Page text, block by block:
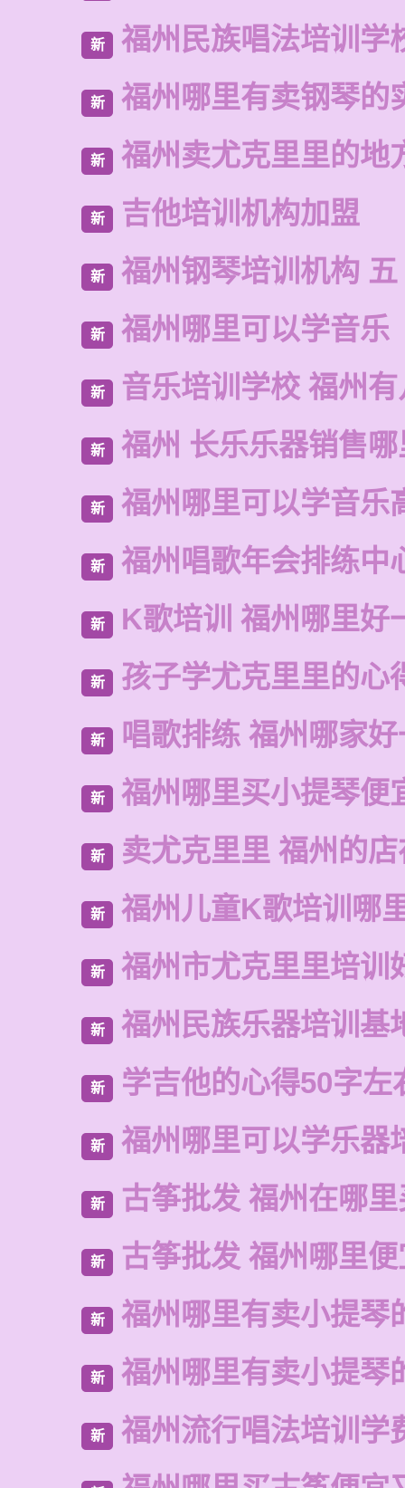
新 福州民族唱法培训学
新 福州哪里有卖钢琴的
新 福州卖尤克里里的地
新 吉他培训机构加盟
新 福州钢琴培训机构 五
新 福州哪里可以学音乐
新 音乐培训学校 福州
新 福州 长乐乐器销售
新 福州哪里可以学音乐
新 福州唱歌年会排练中
新 K歌培训 福州哪里好
新 孩子学尤克里里的心
新 唱歌排练 福州哪家
新 福州哪里买小提琴便
新 卖尤克里里 福州的
新 福州儿童K歌培训哪
新 福州市尤克里里培训
新 福州民族乐器培训基
新 学吉他的心得50字左
新 福州哪里可以学乐器
新 古筝批发 福州在哪
新 古筝批发 福州哪里
新 福州哪里有卖小提琴
新 福州哪里有卖小提琴
新 福州流行唱法培训学